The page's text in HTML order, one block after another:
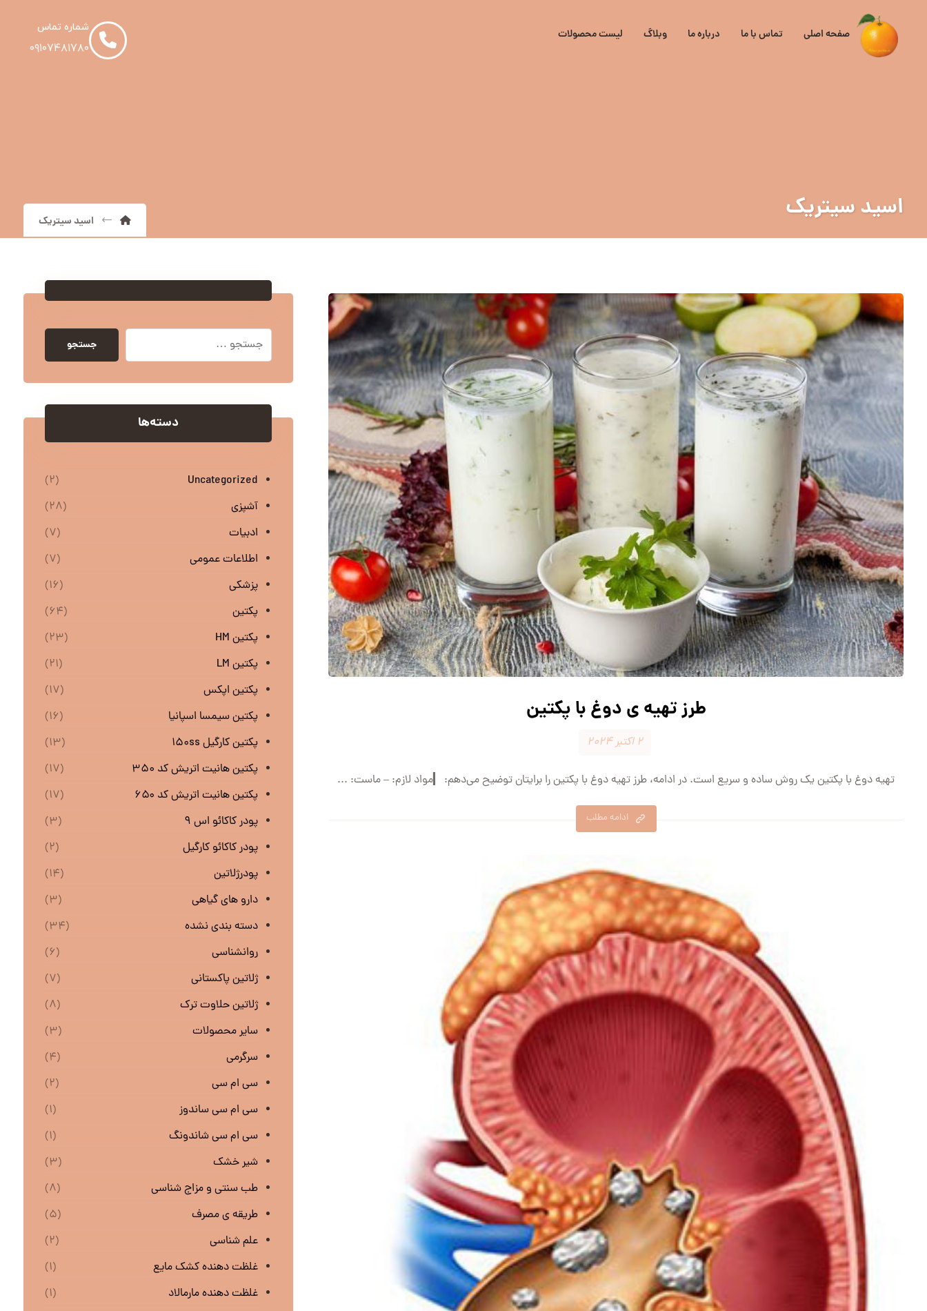
شماره تماس
۰۹۱۰۷۴۸۱۷۸۰
صفحه اصلی تماس با ما درباره ما وبلاگ لیست محصولات
اسید سیتریک اسید سیتریک
طرز تهیه ی دوغ با پکتین
۲ اکتبر ۲۰۲۴
تهیه دوغ با پکتین یک روش ساده و سریع است. در ادامه، طرز تهیه دوغ با پکتین را برایتان توضیح می‌دهم: ▎مواد لازم: – ماست: ...
ادامه مطلب
جستجو
دسته‌ها
Uncategorized
(۲)
آشپزی
(۲۸)
ادبیات
(۷)
اطلاعات عمومی
(۷)
پزشکی
(۱۶)
پکتین
(۶۴)
پکتین HM
(۲۳)
پکتین LM
(۲۱)
پکتین اپکس
(۱۷)
پکتین سیمسا اسپانیا
(۱۶)
پکتین کارگیل ۱۵۰ss
(۱۳)
پکتین هانیت اتریش کد ۳۵۰
(۱۷)
پکتین هانیت اتریش کد ۶۵۰
(۱۷)
پودر کاکائو اس ۹
(۳)
پودر کاکائو کارگیل
(۲)
پودرژلاتین
(۱۴)
دارو های گیاهی
(۳)
دسته بندی نشده
(۳۴)
روانشناسی
(۶)
ژلاتین پاکستانی
(۷)
ژلاتین حلاوت ترک
(۸)
سایر محصولات
(۳)
سرگرمی
(۴)
سی ام سی
(۲)
سی ام سی ساندوز
(۱)
سی ام سی شاندونگ
(۱)
شیر خشک
(۳)
طب سنتی و مزاج شناسی
(۸)
طریقه ی مصرف
(۵)
علم شناسی
(۲)
غلظت دهنده کشک مایع
(۱)
غلظت دهنده مارمالاد
(۱)